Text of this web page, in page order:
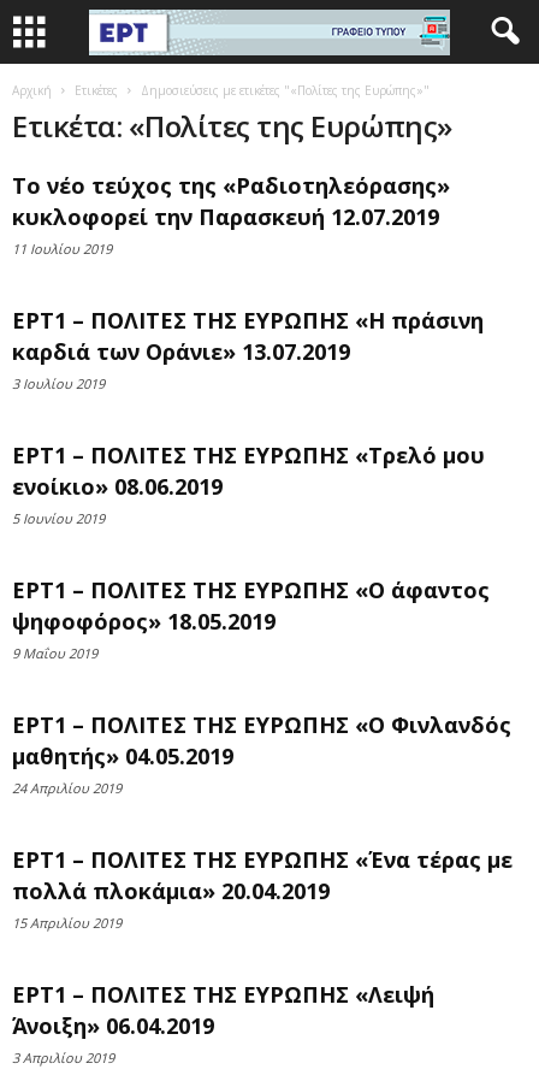
Αρχική Ετικέτες Δημοσιεύσεις με ετικέτες "«Πολίτες της Ευρώπης»"
Ετικέτα: «Πολίτες της Ευρώπης»
Το νέο τεύχος της «Ραδιοτηλεόρασης»
κυκλοφορεί την Παρασκευή 12.07.2019
11 Ιουλίου 2019
ΕΡΤ1 – ΠΟΛΙΤΕΣ ΤΗΣ ΕΥΡΩΠΗΣ «Η πράσινη
καρδιά των Οράνιε» 13.07.2019
3 Ιουλίου 2019
ΕΡΤ1 – ΠΟΛΙΤΕΣ ΤΗΣ ΕΥΡΩΠΗΣ «Τρελό μου
ενοίκιο» 08.06.2019
5 Ιουνίου 2019
ΕΡΤ1 – ΠΟΛΙΤΕΣ ΤΗΣ ΕΥΡΩΠΗΣ «Ο άφαντος
ψηφοφόρος» 18.05.2019
9 Μαΐου 2019
ΕΡΤ1 – ΠΟΛΙΤΕΣ ΤΗΣ ΕΥΡΩΠΗΣ «Ο Φινλανδός
μαθητής» 04.05.2019
24 Απριλίου 2019
ΕΡΤ1 – ΠΟΛΙΤΕΣ ΤΗΣ ΕΥΡΩΠΗΣ «Ένα τέρας με
πολλά πλοκάμια» 20.04.2019
15 Απριλίου 2019
ΕΡΤ1 – ΠΟΛΙΤΕΣ ΤΗΣ ΕΥΡΩΠΗΣ «Λειψή
Άνοιξη» 06.04.2019
3 Απριλίου 2019